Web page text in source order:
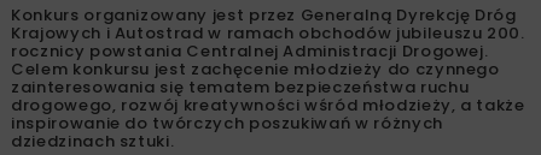
Konkurs organizowany jest przez Generalną Dyrekcję Dróg
Krajowych i Autostrad w ramach obchodów jubileuszu 200.
rocznicy powstania Centralnej Administracji Drogowej.
Celem konkursu jest zachęcenie młodzieży do czynnego
zainteresowania się tematem bezpieczeństwa ruchu
drogowego, rozwój kreatywności wśród młodzieży, a także
inspirowanie do twórczych poszukiwań w różnych
dziedzinach sztuki.